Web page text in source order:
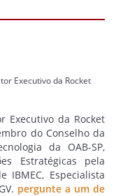
Executivo da Rocket
Executivo da Rocket
do Conselho da
da OAB-SP,
Estratégicas pela
IBMEC, Especialista
pergunte a um de